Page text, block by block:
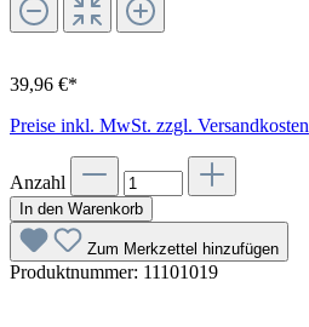
39,96 €*
Preise inkl. MwSt. zzgl. Versandkosten
Anzahl
In den Warenkorb
Zum Merkzettel hinzufügen
Produktnummer: 11101019